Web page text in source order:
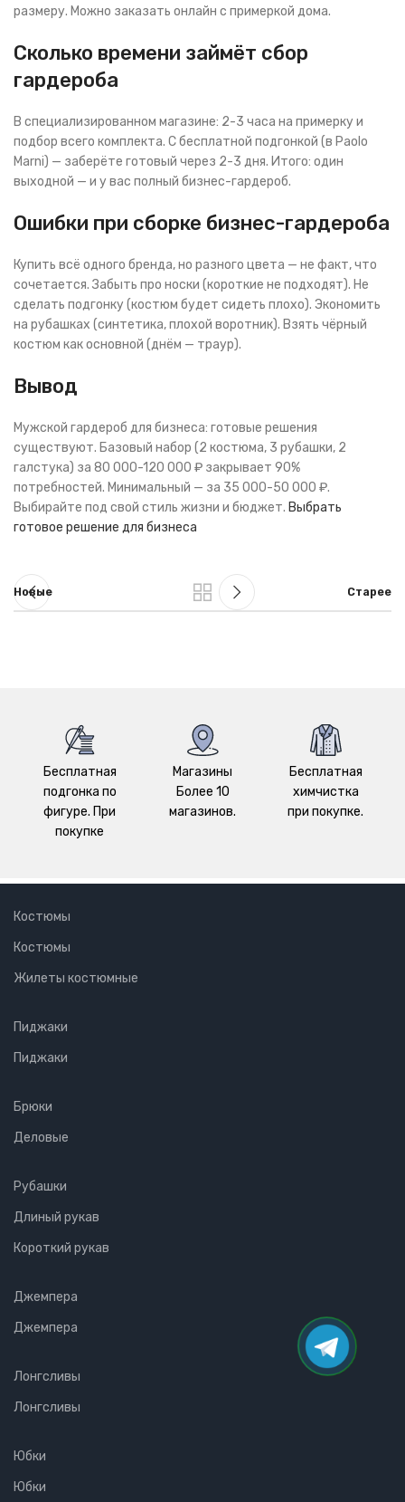
размеру. Можно заказать онлайн с примеркой дома.
Сколько времени займёт сбор
гардероба
В специализированном магазине: 2-3 часа на примерку и
подбор всего комплекта. С бесплатной подгонкой (в Paolo
Marni) — заберёте готовый через 2-3 дня. Итого: один
выходной — и у вас полный бизнес-гардероб.
Ошибки при сборке бизнес-гардероба
Купить всё одного бренда, но разного цвета — не факт, что
сочетается. Забыть про носки (короткие не подходят). Не
сделать подгонку (костюм будет сидеть плохо). Экономить
на рубашках (синтетика, плохой воротник). Взять чёрный
костюм как основной (днём — траур).
Вывод
Мужской гардероб для бизнеса: готовые решения
существуют. Базовый набор (2 костюма, 3 рубашки, 2
галстука) за 80 000-120 000 ₽ закрывает 90%
потребностей. Минимальный — за 35 000-50 000 ₽.
Выбирайте под свой стиль жизни и бюджет. Выбрать
готовое решение для бизнеса
Новые Старее
Бесплатная
подгонка по
фигуре. При
покупке
Магазины
Более 10
магазинов.
Бесплатная
химчистка
при покупке.
Костюмы
Костюмы
Жилеты костюмные
Пиджаки
Пиджаки
Брюки
Деловые
Рубашки
Длиный рукав
Короткий рукав
Джемпера
Джемпера
Лонгсливы
Лонгсливы
Юбки
Юбки